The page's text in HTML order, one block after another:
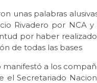
unas palabras
Rivadero por NCA
por haber
de todas las bases
a los
el Secretariado